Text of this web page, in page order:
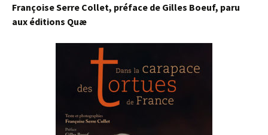
Françoise Serre Collet, préface de Gilles Boeuf, paru
aux éditions Quæ